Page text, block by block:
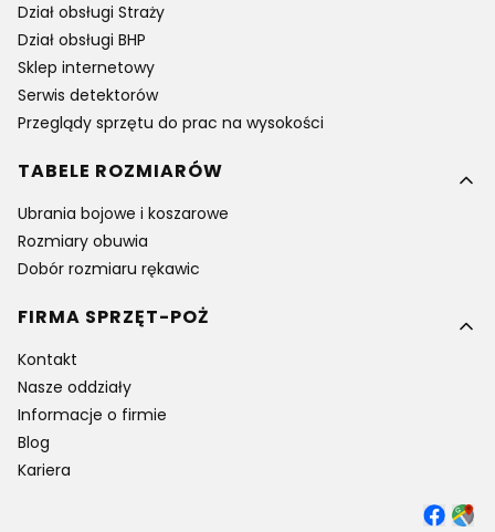
Dział obsługi Straży
Dział obsługi BHP
Sklep internetowy
Serwis detektorów
Przeglądy sprzętu do prac na wysokości
TABELE ROZMIARÓW
Ubrania bojowe i koszarowe
Rozmiary obuwia
Dobór rozmiaru rękawic
FIRMA SPRZĘT-POŻ
Kontakt
Nasze oddziały
Informacje o firmie
Blog
Kariera